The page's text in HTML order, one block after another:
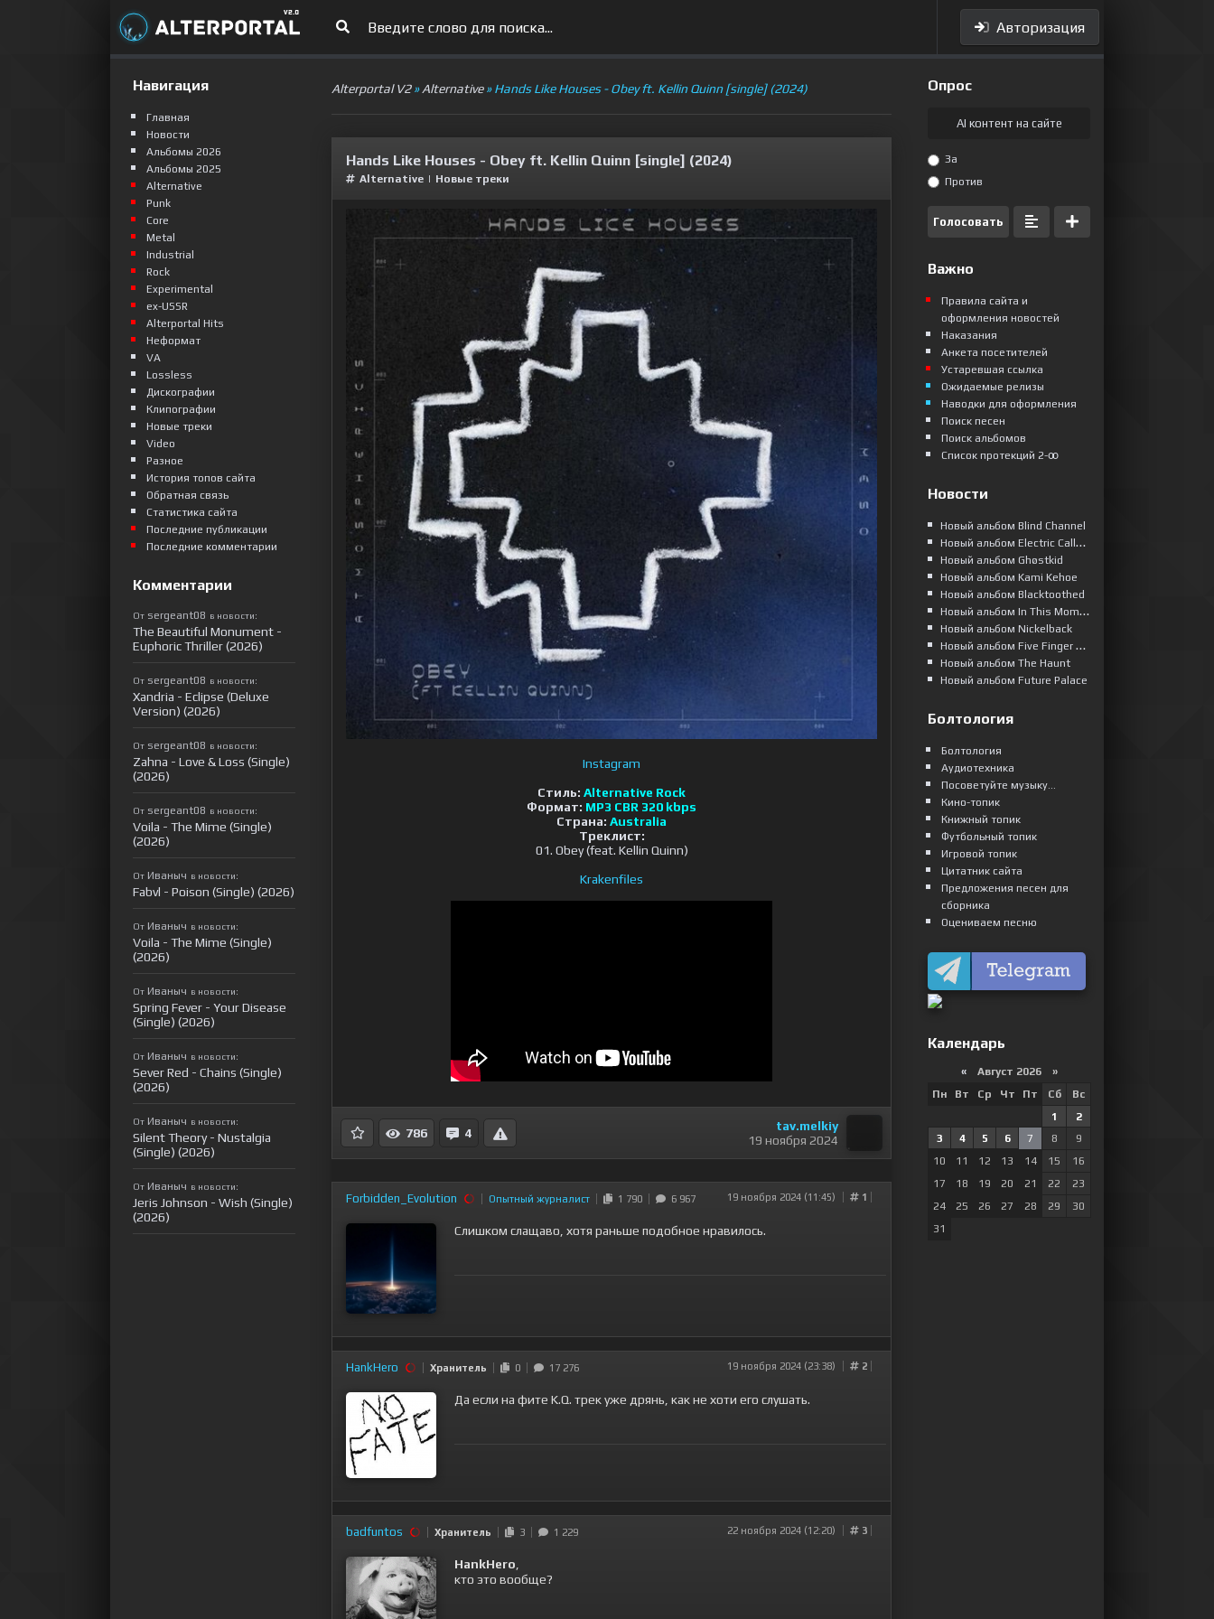
Авторизация
Alterportal V2»Alternative» Hands Like Houses‬ - Obey ft. Kellin Quinn [single] (2024)
Hands Like Houses‬ - Obey ft. Kellin Quinn [single] (2024)
Alternative | Новые треки
Instagram
Стиль: Alternative Rock
Формат: MP3 CBR 320 kbps
Страна: Australia
Треклист:
01. Obey (feat. Kellin Quinn)
Krakenfiles
786 4
tav.melkiy
19 ноября 2024
Forbidden_Evolution Опытный журналист 1 790 6 967 19 ноября 2024 (11:45) 1
Слишком слащаво, хотя раньше подобное нравилось.
HankHero Хранитель 0 17 276 19 ноября 2024 (23:38) 2
Да если на фите K.Q. трек уже дрянь, как не хоти его слушать.
badfuntos Хранитель 3 1 229 22 ноября 2024 (12:20) 3
HankHero
кто это вообще?
Навигация
Главная
Новости
Альбомы 2026
Альбомы 2025
Alternative
Punk
Сore
Metal
Industrial
Rock
Experimental
ex-USSR
Alterportal Hits
Неформат
VA
Lossless
Дискографии
Клипографии
Новые треки
Video
Разное
История топов сайта
Обратная связь
Статистика сайта
Последние публикации
Последние комментарии
Комментарии
От sergeant08 в новости:
The Beautiful Monument -
Euphoric Thriller (2026)
От sergeant08 в новости:
Xandria - Eclipse (Deluxe
Version) (2026)
От sergeant08 в новости:
Zahna - Love & Loss (Single)
(2026)
От sergeant08 в новости:
Voila - The Mime (Single)
(2026)
От Иваныч в новости:
Fabvl - Poison (Single) (2026)
От Иваныч в новости:
Voila - The Mime (Single)
(2026)
От Иваныч в новости:
Spring Fever - Your Disease
(Single) (2026)
От Иваныч в новости:
Sever Red - Chains (Single)
(2026)
От Иваныч в новости:
Silent Theory - Nustalgia
(Single) (2026)
От Иваныч в новости:
Jeris Johnson - Wish (Single)
(2026)
Опрос
AI контент на сайте
За
Против
Голосовать
Важно
Правила сайта и
оформления новостей
Наказания
Анкета посетителей
Устаревшая ссылка
Ожидаемые релизы
Наводки для оформления
Поиск песен
Поиск альбомов
Список протекций 2-ꝏ
Новости
Новый альбом Blind Channel
Новый альбом Electric Callboy
Новый альбом Ghøstkid
Новый альбом Kami Kehoe
Новый альбом Blacktoothed
Новый альбом In This Moment
Новый альбом Nickelback
Новый альбом Five Finger Death Punch
Новый альбом The Haunt
Новый альбом Future Palace
Болтология
Болтология
Аудиотехника
Посоветуйте музыку...
Кино-топик
Книжный топик
Футбольный топик
Игровой топик
Цитатник сайта
Предложения песен для
сборника
Оцениваем песню
Календарь
«Август 2026 »
Пн
Вт Ср Чт Пт Сб
Вс
1
2
3
4 5 6 7 8
9
10
11 12 13 14 15
16
17
18 19 20 21 22
23
24
25 26 27 28 29
30
31